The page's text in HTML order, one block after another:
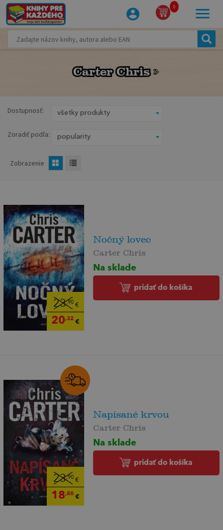
0
Carter Chris
Carter Chris
Dostupnosť:
Zoradiť podľa:
Zobrazenie
23,90€
20,32€
Nočný lovec
Carter Chris
Na sklade
pridať do košíka
23,90€
18,88€
Napísané krvou
Carter Chris
Na sklade
pridať do košíka